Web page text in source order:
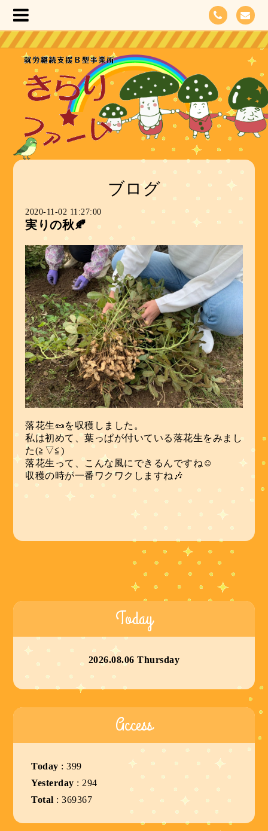
ブログ
2020-11-02 11:27:00
実りの秋🍂
落花生🥜を収穫しました。
私は初めて、葉っぱが付いている落花生をみまし
た(≧▽≦)
落花生って、こんな風にできるんですね☺
収穫の時が一番ワクワクしますね🎶
Today
2026.08.06 Thursday
Access
Today :399
Yesterday : 294
Total :369367